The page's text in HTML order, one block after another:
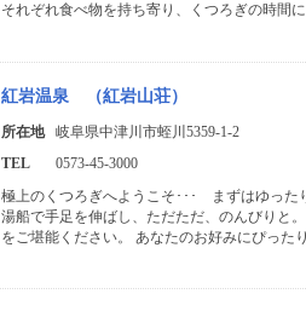
それぞれ食べ物を持ち寄り、くつろぎの時間
紅岩温泉 （紅岩山荘）
所在地
岐阜県中津川市蛭川5359-1-2
TEL
0573-45-3000
極上のくつろぎへようこそ･･･ まずはゆった
湯船で手足を伸ばし、ただただ、のんびりと
をご堪能ください。 あなたのお好みにぴった